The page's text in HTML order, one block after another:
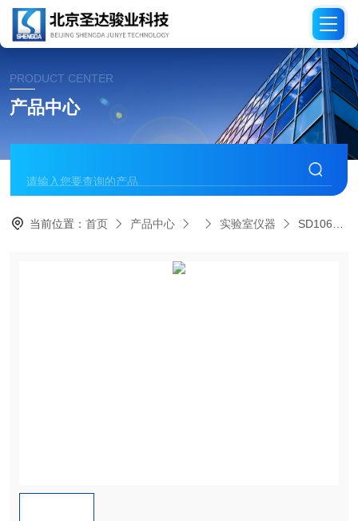
PRODUCT CENTER
产品中心
当前位置：首页 产品中心 实验室仪器 SD106全自动固液一体吹扫捕集仪